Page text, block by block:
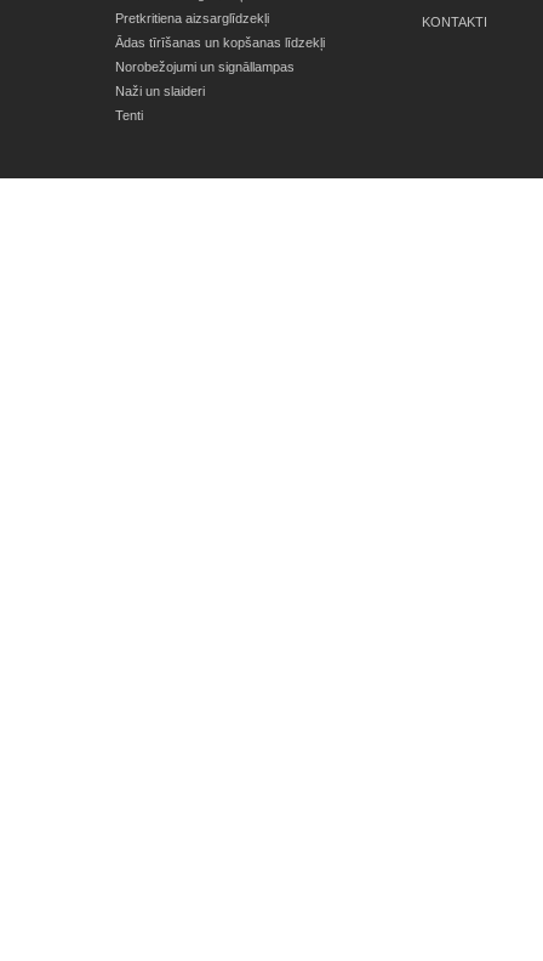
Pretkritiena aizsarglīdzekļi
Ādas tīrīšanas un kopšanas līdzekļi
Norobežojumi un signāllampas
Naži un slaideri
Tenti
KONTAKTI